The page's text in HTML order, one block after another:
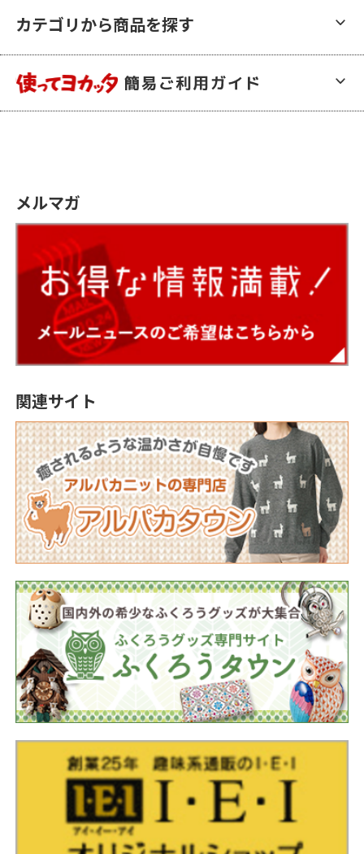
カテゴリから商品を探す
メルマガ
関連サイト